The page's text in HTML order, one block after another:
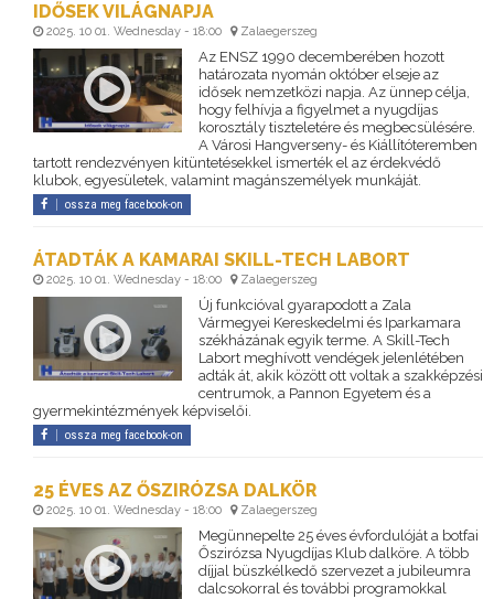
IDŐSEK VILÁGNAPJA
2025. 10 01. Wednesday - 18:00 Zalaegerszeg
Az ENSZ 1990 decemberében hozott
határozata nyomán október elseje az
idősek nemzetközi napja. Az ünnep célja,
hogy felhívja a figyelmet a nyugdíjas
korosztály tiszteletére és megbecsülésére.
A Városi Hangverseny- és Kiállítóteremben
tartott rendezvényen kitüntetésekkel ismerték el az érdekvédő
klubok, egyesületek, valamint magánszemélyek munkáját.
ossza meg facebook-on
ÁTADTÁK A KAMARAI SKILL-TECH LABORT
2025. 10 01. Wednesday - 18:00 Zalaegerszeg
Új funkcióval gyarapodott a Zala
Vármegyei Kereskedelmi és Iparkamara
székházának egyik terme. A Skill-Tech
Labort meghívott vendégek jelenlétében
adták át, akik között ott voltak a szakképzési
centrumok, a Pannon Egyetem és a
gyermekintézmények képviselői.
ossza meg facebook-on
25 ÉVES AZ ŐSZIRÓZSA DALKÖR
2025. 10 01. Wednesday - 18:00 Zalaegerszeg
Megünnepelte 25 éves évfordulóját a botfai
Őszirózsa Nyugdíjas Klub dalköre. A több
díjjal büszkélkedő szervezet a jubileumra
dalcsokorral és további programokkal